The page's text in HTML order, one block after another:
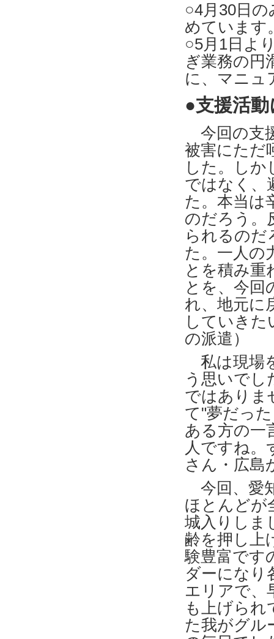
○4月30日
めています
○5月1日よ
ぎ業務の円
に、マニュ
●支援活
今回の支
被害にただ
した。しか
ではなく、
た。本当は
のだろう。
られるのだ
た。一人の
とを積み重
とを、今回
れ、地元に
していきた
の派遣）
私は現場
う思いでし
ではありま
て"夢だっ
ある方の一
人ですね。
さん・広島
今回、愛
ほとんどが
城入りしま
齢を押し上
験豊富です
ダーになり
エリアで、
も上げら
た我がグル